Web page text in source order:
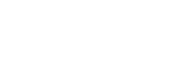
Greenworks G-MAX 40V. Линейка